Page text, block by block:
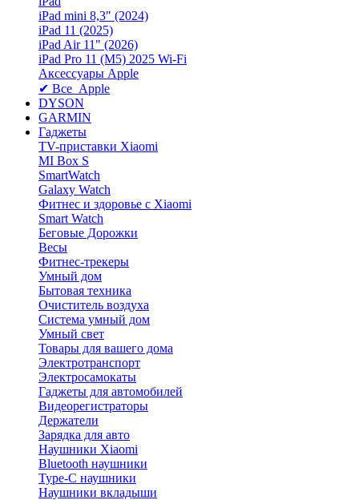
iPad mini 8,3″ (2024)
iPad 11 (2025)
iPad Air 11" (2026)
iPad Pro 11 (M5) 2025 Wi-Fi
Аксессуары Apple
✔ Все Apple
DYSON
GARMIN
Гаджеты
TV-приставки Xiaomi
MI Box S
SmartWatch
Galaxy Watch
Фитнес и здоровье с Xiaomi
Smart Watch
Беговые Дорожки
Весы
Фитнес-трекеры
Умный дом
Бытовая техника
Очиститель воздуха
Система умный дом
Умный свет
Товары для вашего дома
Электротранспорт
Электросамокаты
Гаджеты для автомобилей
Видеорегистраторы
Держатели
Зарядка для авто
Наушники Xiaomi
Bluetooth наушники
Type-C наушники
Наушники вкладыши